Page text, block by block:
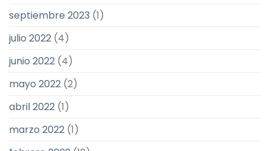
septiembre 2023 (1)
julio 2022 (4)
junio 2022 (4)
mayo 2022 (2)
abril 2022 (1)
marzo 2022 (1)